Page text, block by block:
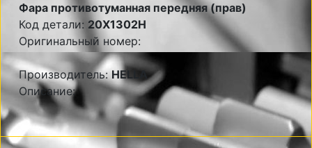
Фара противотуманная передняя (прав)
Код детали: 20X1302H
Оригинальный номер:
Производитель:HELLA
Описание: